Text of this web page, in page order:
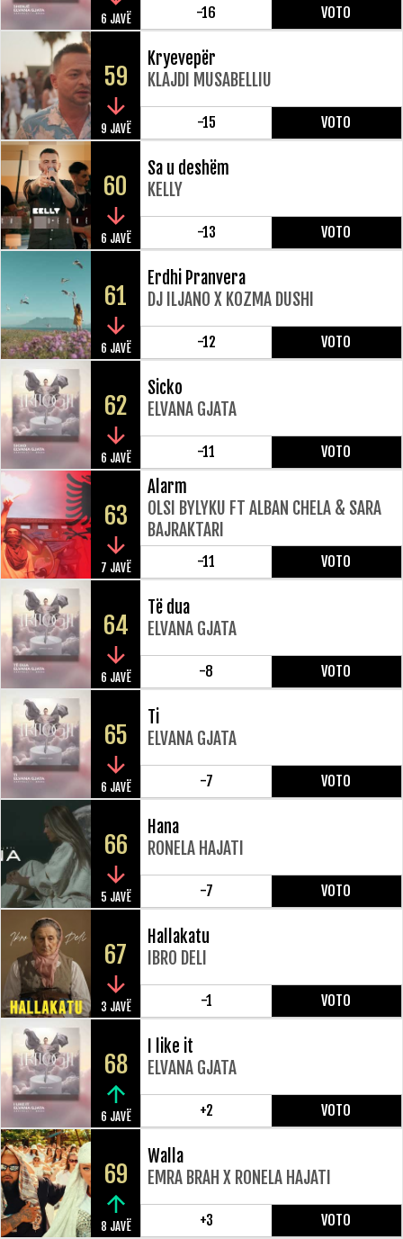
6 JAVË -16 VOTO
59
9 JAVË
Kryevepër
KLAJDI MUSABELLIU
-15 VOTO
60
6 JAVË
Sa u deshëm
KELLY
-13 VOTO
61
6 JAVË
Erdhi Pranvera
DJ ILJANO X KOZMA DUSHI
-12 VOTO
62
6 JAVË
Sicko
ELVANA GJATA
-11 VOTO
63
7 JAVË
Alarm
OLSI BYLYKU FT ALBAN CHELA & SARA
BAJRAKTARI
-11 VOTO
64
6 JAVË
Të dua
ELVANA GJATA
-8 VOTO
65
6 JAVË
Ti
ELVANA GJATA
-7 VOTO
66
5 JAVË
Hana
RONELA HAJATI
-7 VOTO
67
3 JAVË
Hallakatu
IBRO DELI
-1 VOTO
68
6 JAVË
I like it
ELVANA GJATA
+2 VOTO
69
8 JAVË
Walla
EMRA BRAH X RONELA HAJATI
+3 VOTO